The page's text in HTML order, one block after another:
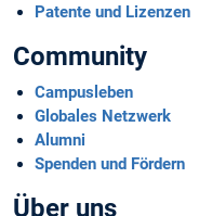
Patente und Lizenzen
Community
Campusleben
Globales Netzwerk
Alumni
Spenden und Fördern
Über uns